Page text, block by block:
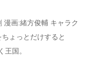
漫画:緒方俊輔 キャラク
ょっとだけすると
国。